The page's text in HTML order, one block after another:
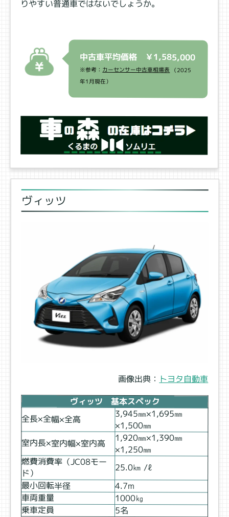
りやすい普通車ではないでしょうか。
中古車平均価格 ￥1,585,000
※参考： カーセンサー中古車相場表 （2025
年1月現在）
ヴィッツ
画像出典： トヨタ自動車
ヴィッツ 基本スペック
全長×全幅×全高 3,945㎜×1,695㎜
×1,500㎜
室内長×室内幅×室内高 1,920㎜×1,390㎜
×1,250㎜
燃費消費率（JC08モー
ド）
25.0㎞ /ℓ
最小回転半径 4.7ⅿ
車両重量 1000㎏
乗車定員 5名